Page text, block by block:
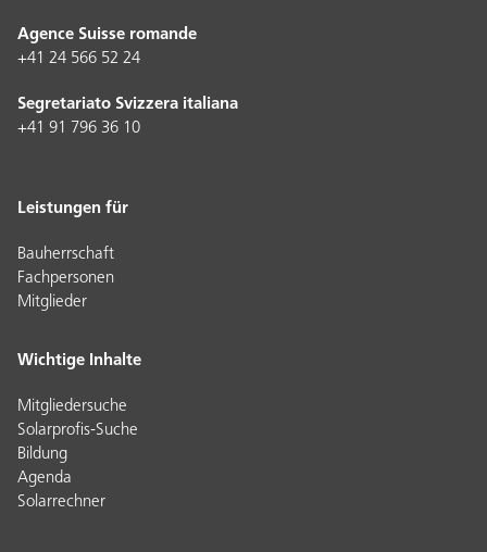
Agence Suisse romande
+41 24 566 52 24
Segretariato Svizzera italiana
+41 91 796 36 10
Leistungen für
Bauherrschaft
Fachpersonen
Mitglieder
Wichtige Inhalte
Mitgliedersuche
Solarprofis-Suche
Bildung
Agenda
Solarrechner